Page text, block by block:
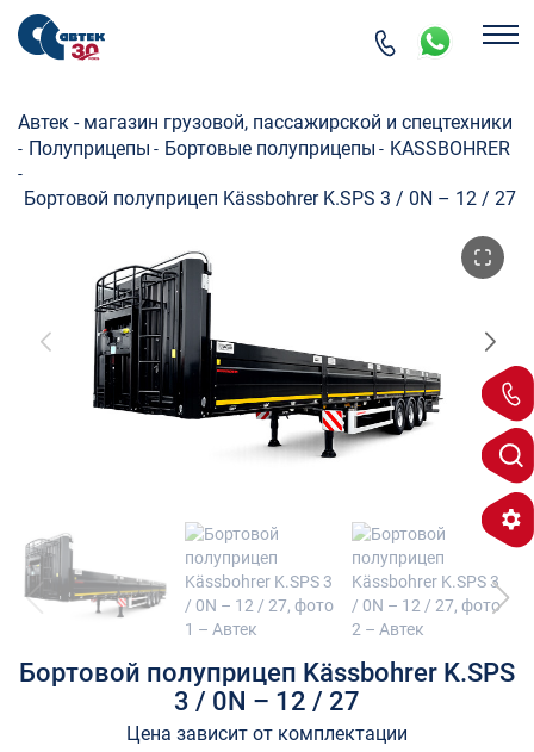
Автек - магазин грузовой, пассажирской и спецтехники
- Полуприцепы - Бортовые полуприцепы - KASSBOHRER
-
Бортовой полуприцеп Kässbohrer K.SPS 3 / 0N – 12 / 27
Бортовой полуприцеп Kässbohrer K.SPS
3 / 0N – 12 / 27
Цена зависит от комплектации